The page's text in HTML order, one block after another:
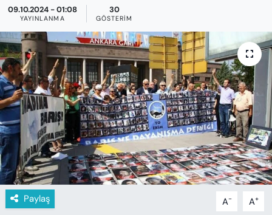
09.10.2024 - 01:08
YAYINLANMA
30
GÖSTERIM
Paylaş A- A+
EĞİTİM
KADIN
SAĞLIK
SPOR
KÜLTÜR-SANAT
MAGAZİN
ÖZEL HABER
Son Dakika Haberleri
Haber Arşivi